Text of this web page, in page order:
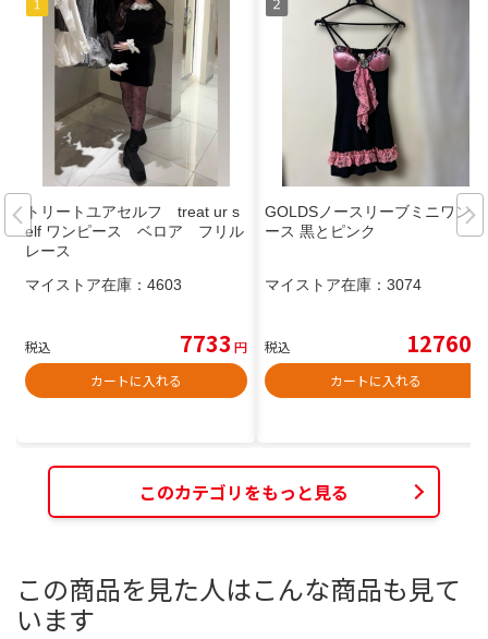
トリートユアセルフ treat ur s
elf ワンピース ベロア フリル
レース
マイストア在庫： 4603
税込 7733 円
カートに入れる
GOLDSノースリーブミニワンピ
ース 黒とピンク
マイストア在庫： 3074
税込 12760
カートに入れる
このカテゴリをもっと見る
この商品を見た人はこんな商品も見て
います